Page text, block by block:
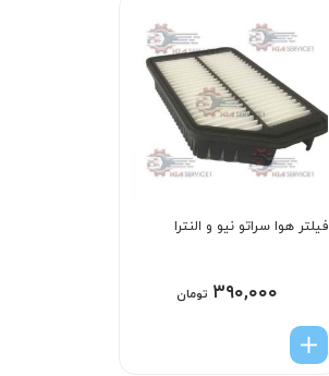
فیلتر هوا سراتو نیو و النترا
۳۹۰,۰۰۰ تومان